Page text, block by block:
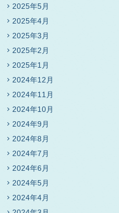
2025年5月
2025年4月
2025年3月
2025年2月
2025年1月
2024年12月
2024年11月
2024年10月
2024年9月
2024年8月
2024年7月
2024年6月
2024年5月
2024年4月